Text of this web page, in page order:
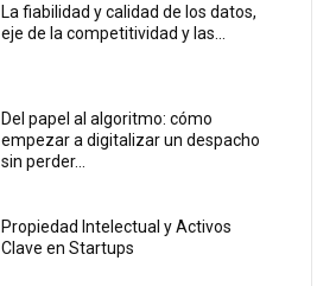
La fiabilidad y calidad de los datos,
eje de la competitividad y las...
Del papel al algoritmo: cómo
empezar a digitalizar un despacho
sin perder...
Propiedad Intelectual y Activos
Clave en Startups